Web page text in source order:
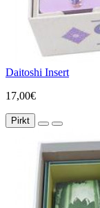
Daitoshi Insert
17,00€
Pirkt